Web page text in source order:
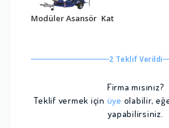
Modüler Asansör Kat
2 Teklif Verildi
Firma mısınız?
Teklif vermek için üye olabilir,
yapabilirsiniz.